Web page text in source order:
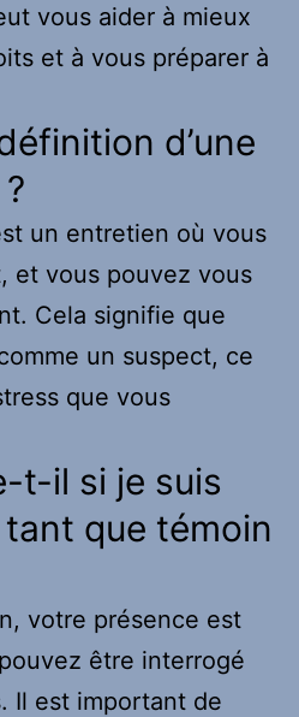
vous aider à mieux
et à vous préparer à
d’une
un entretien où vous
et vous pouvez vous
Cela signifie que
un suspect, ce
que vous
t-il si je suis
que témoin
votre présence est
être interrogé
Il est important de